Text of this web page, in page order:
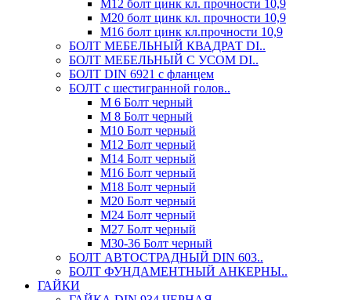
М12 болт цинк кл. прочности 10,9
М20 болт цинк кл. прочности 10,9
М16 болт цинк кл.прочности 10,9
БОЛТ МЕБЕЛЬНЫЙ КВАДРАТ DI..
БОЛТ МЕБЕЛЬНЫЙ С УСОМ DI..
БОЛТ DIN 6921 c фланцем
БОЛТ с шестигранной голов..
М 6 Болт черный
М 8 Болт черный
М10 Болт черный
М12 Болт черный
М14 Болт черный
М16 Болт черный
М18 Болт черный
М20 Болт черный
М24 Болт черный
М27 Болт черный
М30-36 Болт черный
БОЛТ АВТОСТРАДНЫЙ DIN 603..
БОЛТ ФУНДАМЕНТНЫЙ АНКЕРНЫ..
ГАЙКИ